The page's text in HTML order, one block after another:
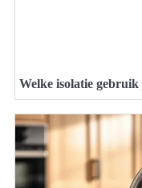
Welke isolatie